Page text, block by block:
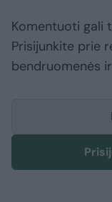
Komentuoti gali
Prisijunkite prie
bendruomenės